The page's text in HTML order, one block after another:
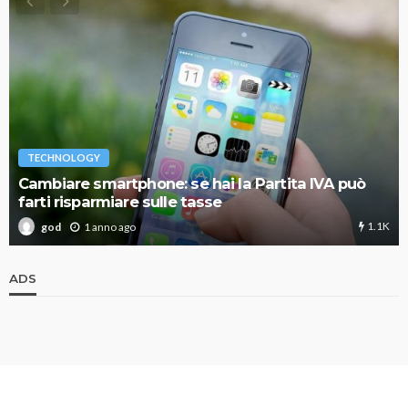
TECHNOLOGY
Cambiare smartphone: se hai la Partita IVA può
farti risparmiare sulle tasse
god 1 anno ago 1.1K
ADS